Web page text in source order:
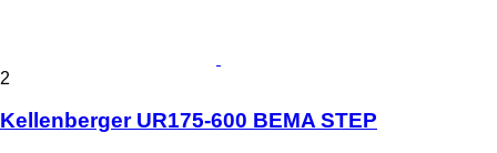
2
Kellenberger UR175-600 BEMA STEP